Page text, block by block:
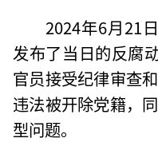
2024年6月21
发布了当日的反腐
官员接受纪律审查
违法被开除党籍，
型问题。